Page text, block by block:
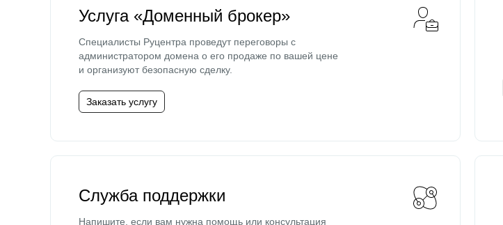
Услуга «Доменный брокер»
Специалисты Руцентра проведут переговоры с
администратором домена о его продаже по вашей цене
и организуют безопасную сделку.
Заказать услугу
Служба поддержки
Напишите, если вам нужна помощь или консультация